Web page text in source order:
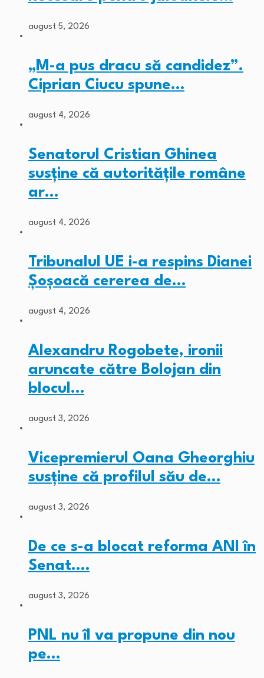
august 5, 2026
„M-a pus dracu să candidez”.
Ciprian Ciucu spune…
august 4, 2026
Senatorul Cristian Ghinea
susține că autoritățile române
ar…
august 4, 2026
Tribunalul UE i-a respins Dianei
Șoșoacă cererea de…
august 4, 2026
Alexandru Rogobete, ironii
aruncate către Bolojan din
blocul…
august 3, 2026
Vicepremierul Oana Gheorghiu
susține că profilul său de…
august 3, 2026
De ce s-a blocat reforma ANI în
Senat.…
august 3, 2026
PNL nu îl va propune din nou
pe…